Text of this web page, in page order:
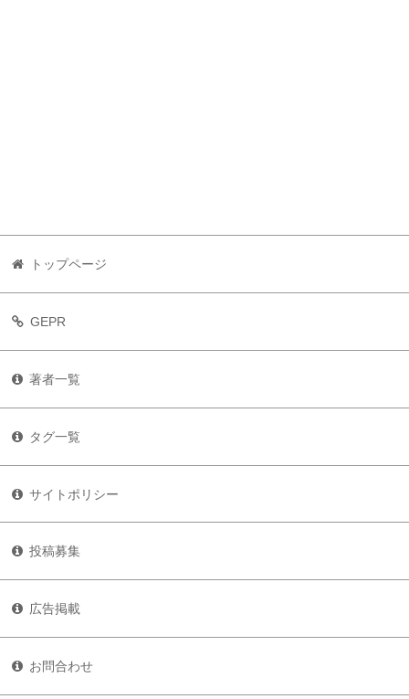
トップページ
GEPR
著者一覧
タグ一覧
サイトポリシー
投稿募集
広告掲載
お問合わせ